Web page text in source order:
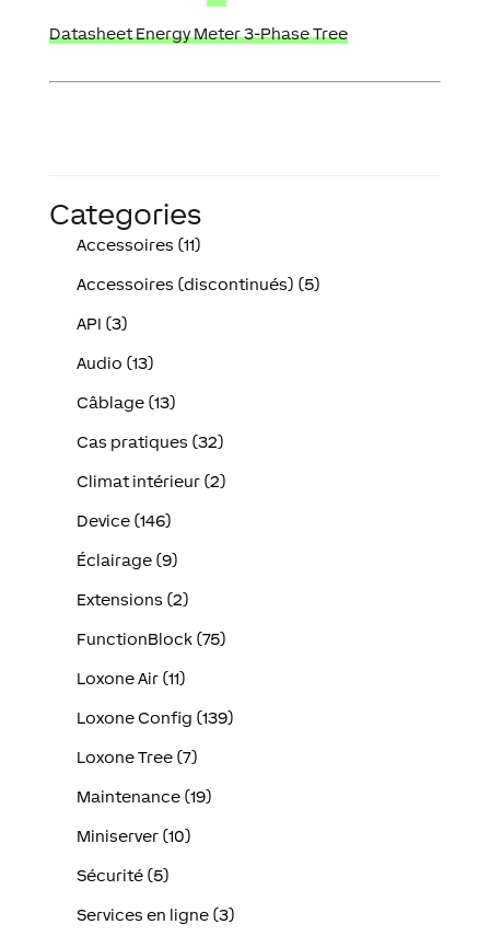
Datasheet Energy Meter 3-Phase Tree
Categories
Accessoires (11)
Accessoires (discontinués) (5)
API (3)
Audio (13)
Câblage (13)
Cas pratiques (32)
Climat intérieur (2)
Device (146)
Éclairage (9)
Extensions (2)
FunctionBlock (75)
Loxone Air (11)
Loxone Config (139)
Loxone Tree (7)
Maintenance (19)
Miniserver (10)
Sécurité (5)
Services en ligne (3)